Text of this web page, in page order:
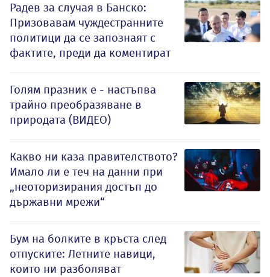
Радев за случая в Банско:
Призовавам чуждестранните
политици да се запознаят с
фактите, преди да коментират
Голям празник е - настъпва
трайно преобразяване в
природата (ВИДЕО)
Какво ни каза правителството?
Имало ли е теч на данни при
„неоторизирания достъп до
държавни мрежи“
Бум на болките в кръста след
отпуските: Летните навици,
които ни разболяват